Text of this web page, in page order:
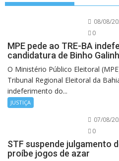
08/08/
0
MPE pede ao TRE-BA
candidatura de Binho
O Ministério Público Eleitoral
Tribunal Regional Eleitoral da
indeferimento do...
JUSTIÇA
07/08/
0
STF suspende julgamento
proíbe jogos de azar